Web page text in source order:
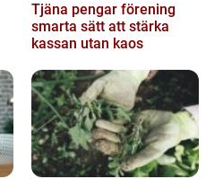
Tjäna pengar förening
smarta sätt att stärka
kassan utan kaos